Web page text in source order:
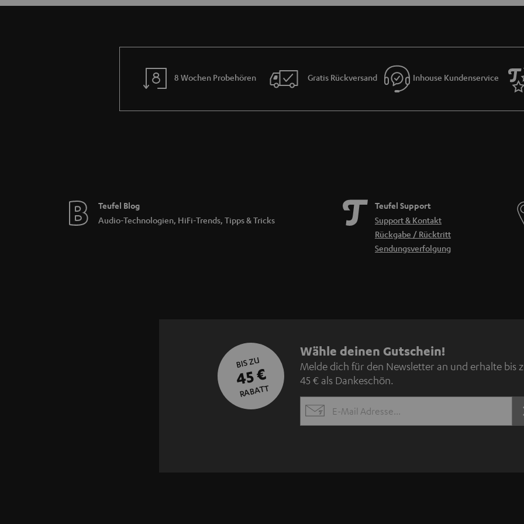
8 Wochen Probehören Gratis Rückversand Inhouse Kundenservice
Teufel Blog
Audio-Technologien, HiFi-Trends, Tipps & Tricks
Teufel Support
Support & Kontakt
Rückgabe / Rücktritt
Sendungsverfolgung
BIS ZU
45 €
RABATT
N
e
w
s
Wähle deinen Gutschein!
Melde dich für den Newsletter an und erhalte bis
45 € als Dankeschön.
EMAIL